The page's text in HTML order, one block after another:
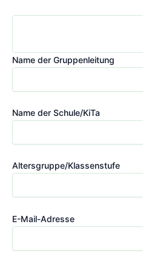
Name der Gruppenleitung
Name der Schule/KiTa
Altersgruppe/Klassenstufe
E-Mail-Adresse